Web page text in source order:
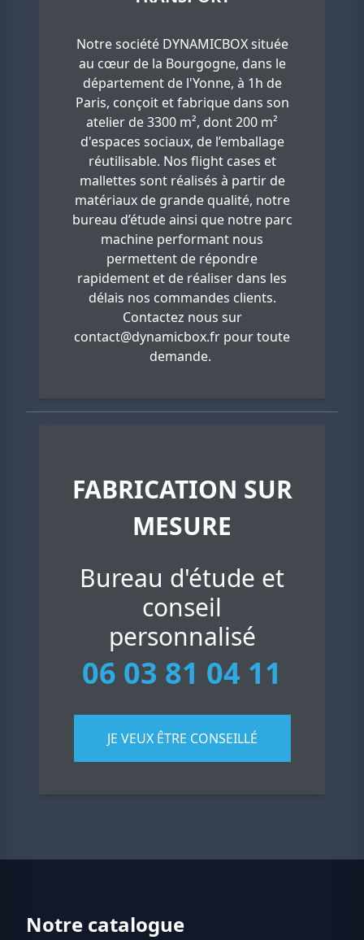
Notre société DYNAMICBOX située
au cœur de la Bourgogne, dans le
département de l'Yonne, à 1h de
Paris, conçoit et fabrique dans son
atelier de 3300 m², dont 200 m²
d'espaces sociaux, de l’emballage
réutilisable. Nos flight cases et
mallettes sont réalisés à partir de
matériaux de grande qualité, notre
bureau d’étude ainsi que notre parc
machine performant nous
permettent de répondre
rapidement et de réaliser dans les
délais nos commandes clients.
Contactez nous sur
contact@dynamicbox.fr pour toute
demande.
FABRICATION SUR
MESURE
Bureau d'étude et
conseil
personnalisé
06 03 81 04 11
JE VEUX ÊTRE CONSEILLÉ
Notre catalogue